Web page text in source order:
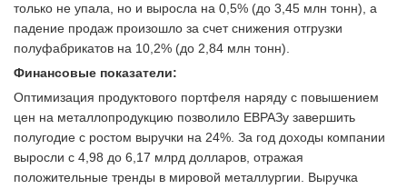
только не упала, но и выросла на 0,5% (до 3,45 млн тонн), а
падение продаж произошло за счет снижения отгрузки
полуфабрикатов на 10,2% (до 2,84 млн тонн).
Финансовые показатели:
Оптимизация продуктового портфеля наряду с повышением
цен на металлопродукцию позволило ЕВРАЗу завершить
полугодие с ростом выручки на 24%. За год доходы компании
выросли с 4,98 до 6,17 млрд долларов, отражая
положительные тренды в мировой металлургии. Выручка